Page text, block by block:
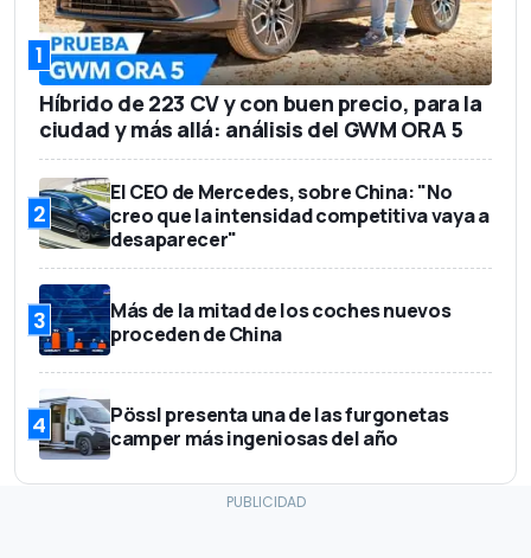
1
Híbrido de 223 CV y con buen precio, para la
ciudad y más allá: análisis del GWM ORA 5
2
El CEO de Mercedes, sobre China: "No
creo que la intensidad competitiva vaya a
desaparecer"
3
Más de la mitad de los coches nuevos
proceden de China
4
Pössl presenta una de las furgonetas
camper más ingeniosas del año